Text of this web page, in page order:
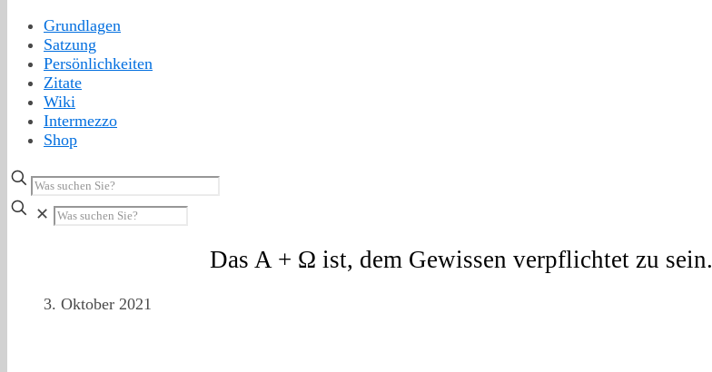
Grundlagen
Satzung
Persönlichkeiten
Zitate
Wiki
Intermezzo
Shop
✕
Das A + Ω ist, dem Gewissen verpflichtet zu sein.
3. Oktober 2021